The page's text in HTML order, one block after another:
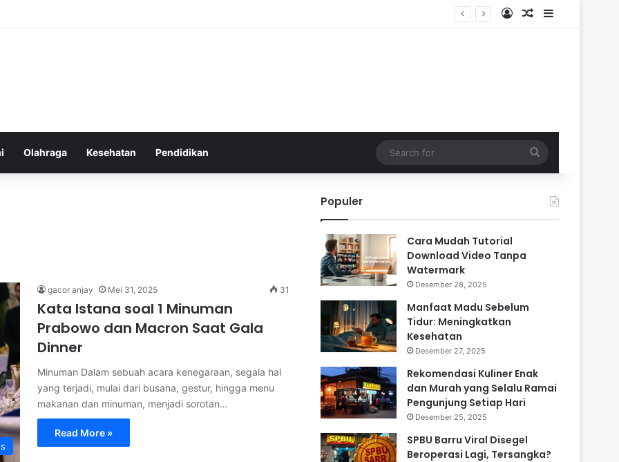
Log InRandom Article
Sidebar
Olahraga Kesehatan Pendidikan
for
gacor anjay Mei 31, 2025 31
Kata Istana soal 1 Minuman
Prabowo dan Macron Saat Gala
Dinner
Minuman Dalam sebuah acara kenegaraan, segala hal
yang terjadi, mulai dari busana, gestur, hingga menu
makanan dan minuman, menjadi sorotan…
Read More »
Populer
Cara Mudah Tutorial
Download Video Tanpa
Watermark
Desember 28, 2025
Manfaat Madu Sebelum
Tidur: Meningkatkan
Kesehatan
Desember 27, 2025
Rekomendasi Kuliner Enak
dan Murah yang Selalu Ramai
Pengunjung Setiap Hari
Desember 25, 2025
SPBU Barru Viral Disegel
Beroperasi Lagi, Tersangka?